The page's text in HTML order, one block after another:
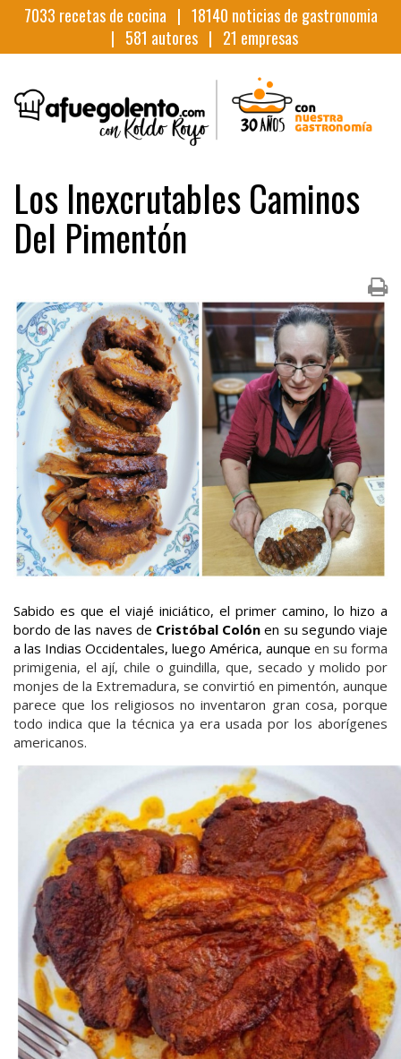
7033 recetas de cocina | 18140 noticias de gastronomia
| 581 autores | 21 empresas
Los Inexcrutables Caminos
Del Pimentón
Sabido es que el viajé iniciático, el primer camino, lo hizo a
bordo de las naves de Cristóbal Colón en su segundo viaje
a las Indias Occidentales, luego América, aunque en su forma
primigenia, el ají, chile o guindilla, que, secado y molido por
monjes de la Extremadura, se convirtió en pimentón, aunque
parece que los religiosos no inventaron gran cosa, porque
todo indica que la técnica ya era usada por los aborígenes
americanos.